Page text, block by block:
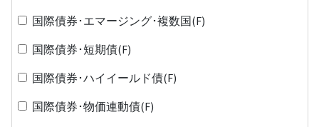
国際債券･エマージング･複数国(F)
国際債券･短期債(F)
国際債券･ハイイールド債(F)
国際債券･物価連動債(F)